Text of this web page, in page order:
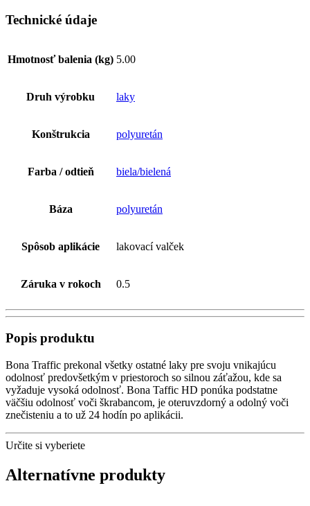
Technické údaje
Hmotnosť balenia (kg) 5.00
Druh výrobku laky
Konštrukcia polyuretán
Farba / odtieň biela/bielená
Báza polyuretán
Spôsob aplikácie lakovací valček
Záruka v rokoch 0.5
Popis produktu
Bona Traffic prekonal všetky ostatné laky pre svoju vnikajúcu
odolnosť predovšetkým v priestoroch so silnou záťažou, kde sa
vyžaduje vysoká odolnosť. Bona Taffic HD ponúka podstatne
väčšiu odolnosť voči škrabancom, je oteruvzdorný a odolný voči
znečisteniu a to už 24 hodín po aplikácii.
Určite si vyberiete
Alternatívne produkty